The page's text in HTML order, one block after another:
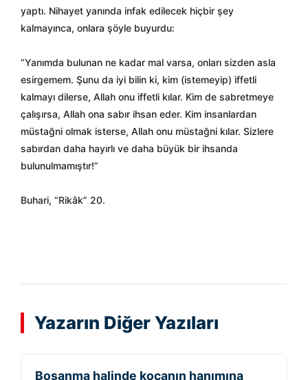
yaptı. Nihayet yanında infak edilecek hiçbir şey
kalmayınca, onlara şöyle buyurdu:
“Yanımda bulunan ne kadar mal varsa, onları sizden asla
esirgemem. Şunu da iyi bilin ki, kim (istemeyip) iffetli
kalmayı dilerse, Allah onu iffetli kılar. Kim de sabretmeye
çalışırsa, Allah ona sabır ihsan eder. Kim insanlardan
müstağni olmak isterse, Allah onu müstağni kılar. Sizlere
sabırdan daha hayırlı ve daha büyük bir ihsanda
bulunulmamıştır!”
Buhari, “Rikâk” 20.
Yazarın Diğer Yazıları
Boşanma halinde kocanın hanımına